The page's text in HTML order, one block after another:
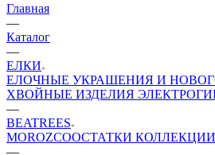
Главная
—
Каталог
—
ЕЛКИ
ЕЛОЧНЫЕ УКРАШЕНИЯ И
ХВОЙНЫЕ ИЗДЕЛИЯ
—
BEATREES
MOROZCOОСТАТКИ КОЛЛЕКЦИИ
—